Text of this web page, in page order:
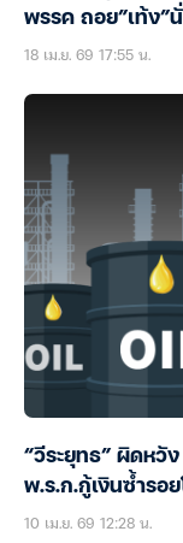
พรรค ถอย”เท้ง”
18 เม.ย. 69 17:55 น.
“วีระยุทธ” ผิดหวั
พ.ร.ก.กู้เงินซ้ำรอ
10 เม.ย. 69 12:28 น.